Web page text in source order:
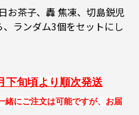
お茶子、轟 焦凍、切島鋭児
ランダム3個をセットにし
下旬頃より順次発送
にご注文は可能ですが、お届